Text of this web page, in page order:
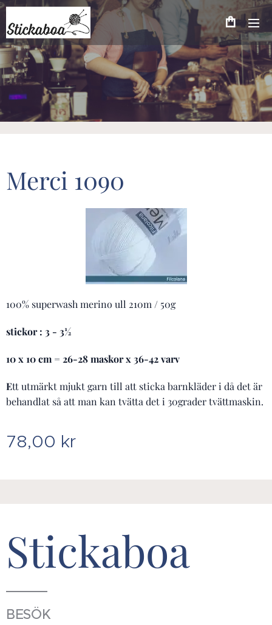
Merci 1090
100% superwash merino ull 210m / 50g
stickor : 3 - 3½
10 x 10 cm = 26-28 maskor x 36-42 varv
Ett utmärkt mjukt garn till att sticka barnkläder i då det är
behandlat så att man kan tvätta det i 30grader tvättmaskin.
78,00 kr
Stickaboa
BESÖK